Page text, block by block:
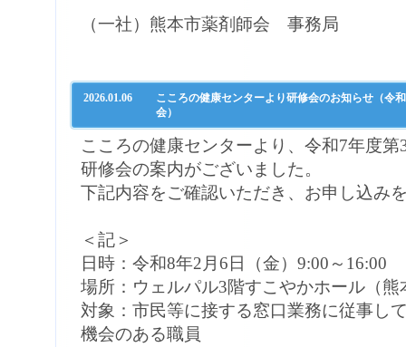
（一社）熊本市薬剤師会 事務局
2026.01.06
こころの健康センターより研修会のお知らせ（令
会）
こころの健康センターより、令和7年度
研修会の案内がございました。
下記内容をご確認いただき、お申し込み
＜記＞
日時：令和8年2月6日（金）9:00～
場所：ウェルパル3階すこやかホール（
対象：市民等に接する窓口業務に従事し
機会のある職員